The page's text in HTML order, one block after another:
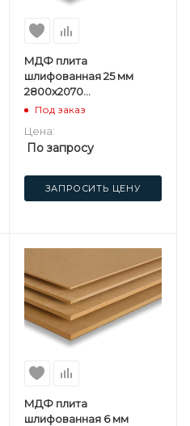
МДФ плита
шлифованная 25 мм
2800х2070
мм Мостовдрев F
Под заказ
Цена:
По запросу
ЗАПРОСИТЬ ЦЕНУ
МДФ плита
шлифованная 6 мм